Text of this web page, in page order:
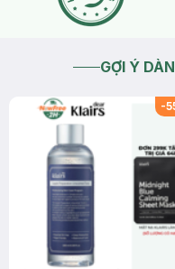
GỢI Ý
-